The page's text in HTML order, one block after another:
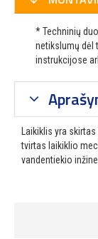
* Techninių
netikslumų dėl
instrukcijose
Laikiklis yra
tvirtas laikiklio
vandentiekio